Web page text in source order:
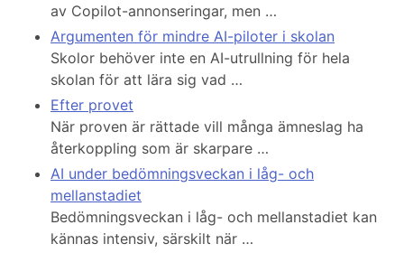
av Copilot-annonseringar, men …
Argumenten för mindre AI-piloter i skolan
Skolor behöver inte en AI-utrullning för hela
skolan för att lära sig vad …
Efter provet
När proven är rättade vill många ämneslag ha
återkoppling som är skarpare …
AI under bedömningsveckan i låg- och
mellanstadiet
Bedömningsveckan i låg- och mellanstadiet kan
kännas intensiv, särskilt när …